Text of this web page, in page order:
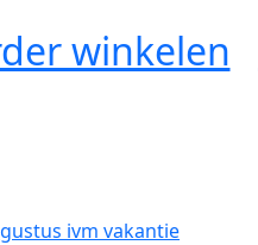
winkelen
ivm vakantie